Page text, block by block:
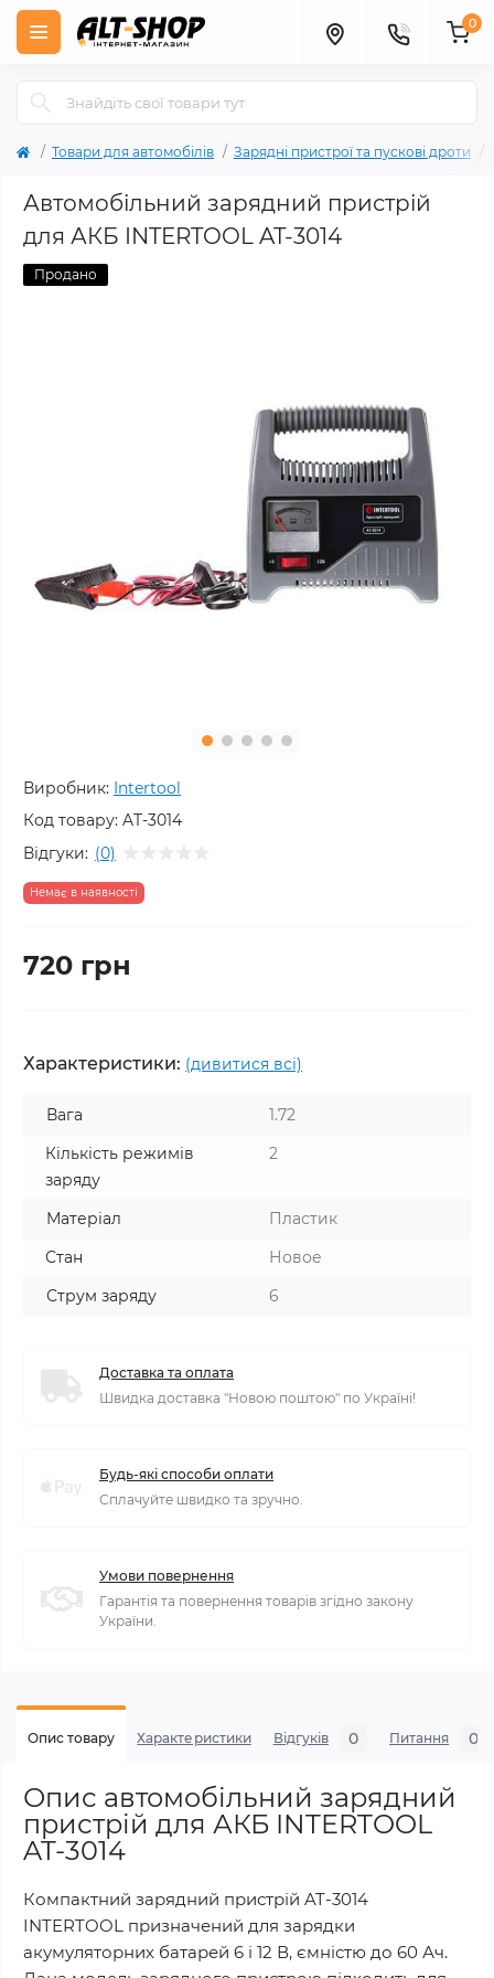
0
Товари для автомобілів Зарядні пристрої та пускові дроти
Автомобільний зарядний пристрій
для АКБ INTERTOOL AT-3014
Продано
Виробник: Intertool
Код товару: AT-3014
Відгуки: (0)
Немає в наявності
720 грн
Характеристики: (дивитися всі)
Вага
1.72
Кількість режимів
заряду
2
Матеріал
Пластик
Стан
Новое
Струм заряду
6
Доставка та оплата
Швидка доставка "Новою поштою" по Україні!
Будь-які способи оплати
Сплачуйте швидко та зручно.
Умови повернення
Гарантія та повернення товарів згідно закону
України.
Опис товару Характеристики Відгуків 0 Питання 0
Опис автомобільний зарядний
пристрій для АКБ INTERTOOL
AT-3014
Компактний зарядний пристрій AT-3014
INTERTOOL призначений для зарядки
акумуляторних батарей 6 і 12 В, ємністю до 60 Ач.